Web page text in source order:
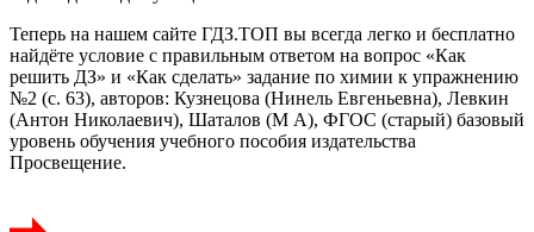
Теперь на нашем сайте ГДЗ.ТОП вы всегда легко и бесплатно
найдёте условие с правильным ответом на вопрос «Как
решить ДЗ» и «Как сделать» задание по химии к упражнению
№2 (с. 63), авторов: Кузнецова (Нинель Евгеньевна), Левкин
(Антон Николаевич), Шаталов (М А), ФГОС (старый) базовый
уровень обучения учебного пособия издательства
Просвещение.